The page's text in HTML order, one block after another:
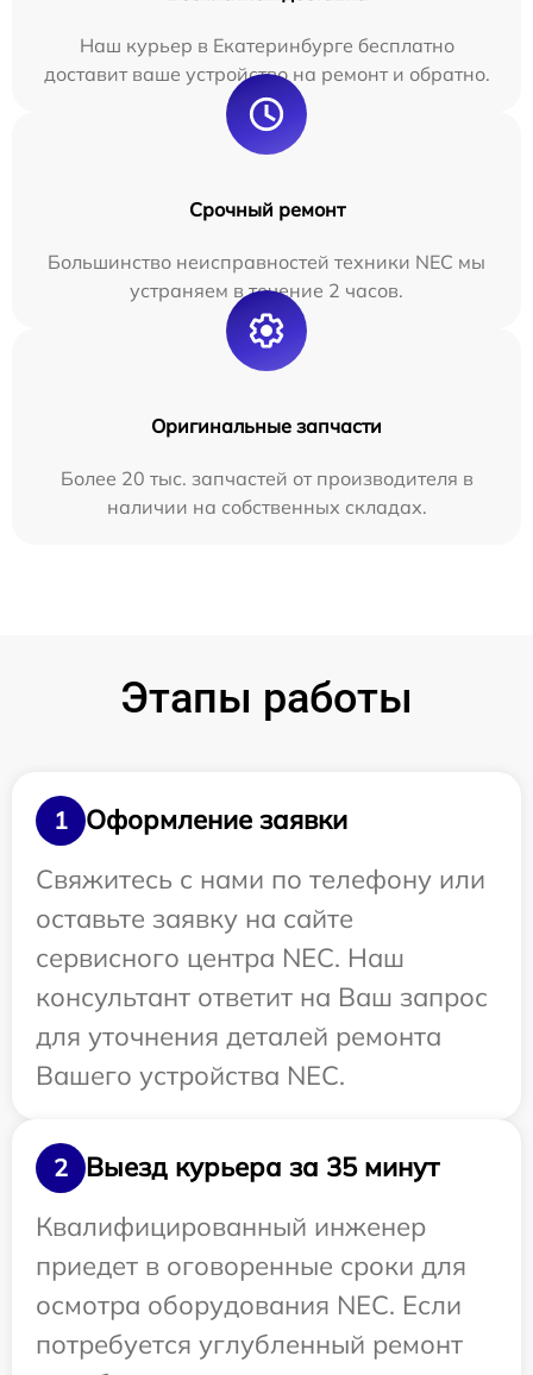
Наш курьер в Екатеринбурге бесплатно
доставит ваше устройство на ремонт и обратно.
Срочный ремонт
Большинство неисправностей техники NEC мы
устраняем в течение 2 часов.
Оригинальные запчасти
Более 20 тыс. запчастей от производителя в
наличии на собственных складах.
Этапы работы
1
Оформление заявки
Свяжитесь с нами по телефону или
оставьте заявку на сайте
сервисного центра NEC. Наш
консультант ответит на Ваш запрос
для уточнения деталей ремонта
Вашего устройства NEC.
2
Выезд курьера за 35 минут
Квалифицированный инженер
приедет в оговоренные сроки для
осмотра оборудования NEC. Если
потребуется углубленный ремонт